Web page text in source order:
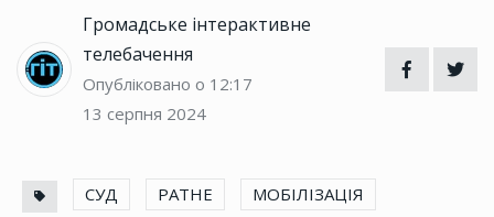
Громадське інтерактивне
телебачення
Опубліковано о 12:17
13 серпня 2024
СУД РАТНЕ МОБІЛІЗАЦІЯ